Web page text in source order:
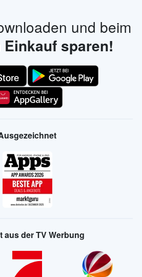
und beim
Einkauf sparen!
aus der TV Werbung